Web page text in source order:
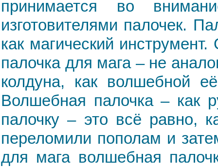
принимается во
изготовителями палочек.
как магический
палочка для мага – не
колдуна, как волшебной
Волшебная палочка – как
палочку – это всё равно,
переломили пополам и
для мага волшебная